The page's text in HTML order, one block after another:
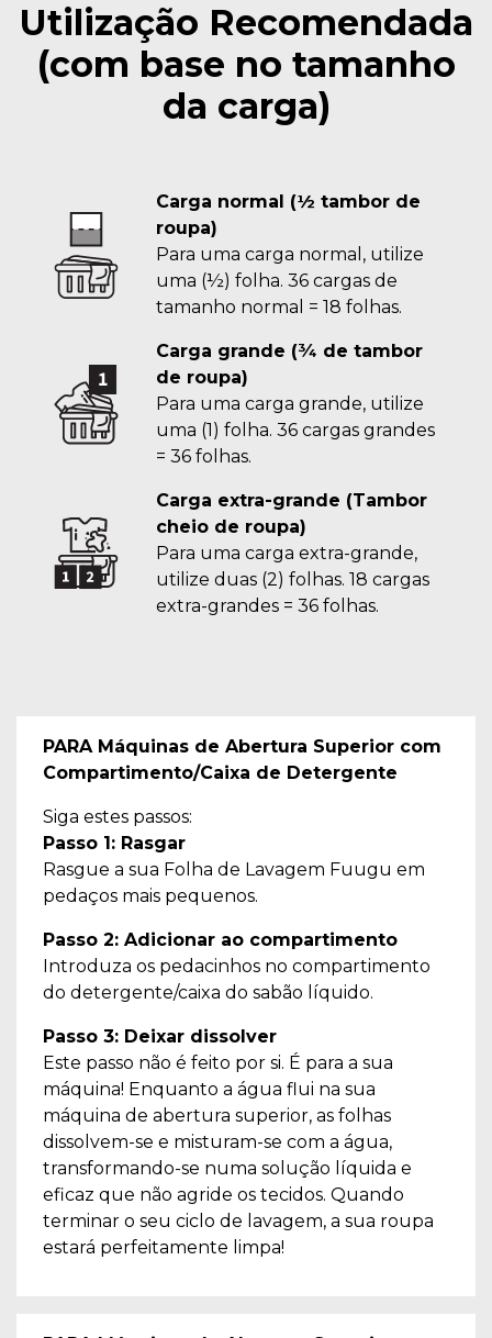
Carga normal (½ tambor de
roupa)
Para uma carga normal, utilize
uma (½) folha. 36 cargas de
tamanho normal = 18 folhas.
Carga grande (¾ de tambor
de roupa)
Para uma carga grande, utilize
uma (1) folha. 36 cargas grandes
= 36 folhas.
Carga extra-grande (Tambor
cheio de roupa)
Para uma carga extra-grande,
utilize duas (2) folhas. 18 cargas
extra-grandes = 36 folhas.
Utilização Recomendada
(com base no tamanho
da carga)
PARA Máquinas de Abertura Superior com
Compartimento/Caixa de Detergente
Siga estes passos:
Passo 1: Rasgar
Rasgue a sua Folha de Lavagem Fuugu em
pedaços mais pequenos.
Passo 2: Adicionar ao compartimento
Introduza os pedacinhos no compartimento
do detergente/caixa do sabão líquido.
Passo 3: Deixar dissolver
Este passo não é feito por si. É para a sua
máquina! Enquanto a água flui na sua
máquina de abertura superior, as folhas
dissolvem-se e misturam-se com a água,
transformando-se numa solução líquida e
eficaz que não agride os tecidos. Quando
terminar o seu ciclo de lavagem, a sua roupa
estará perfeitamente limpa!